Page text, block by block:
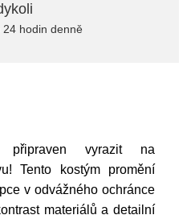
hodin denně
vyrazit na
Tento kostým promění
v odvážného ochránce
materiálů a detailní